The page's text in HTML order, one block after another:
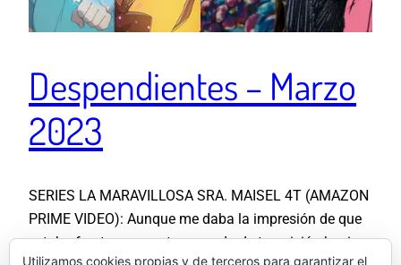
Despendientes – Marzo
2023
SERIES LA MARAVILLOSA SRA. MAISEL 4T (AMAZON
PRIME VIDEO): Aunque me daba la impresión de que
estaba frente a a una temporada de transición hacia
Utilizamos cookies propias y de terceros para garantizar el